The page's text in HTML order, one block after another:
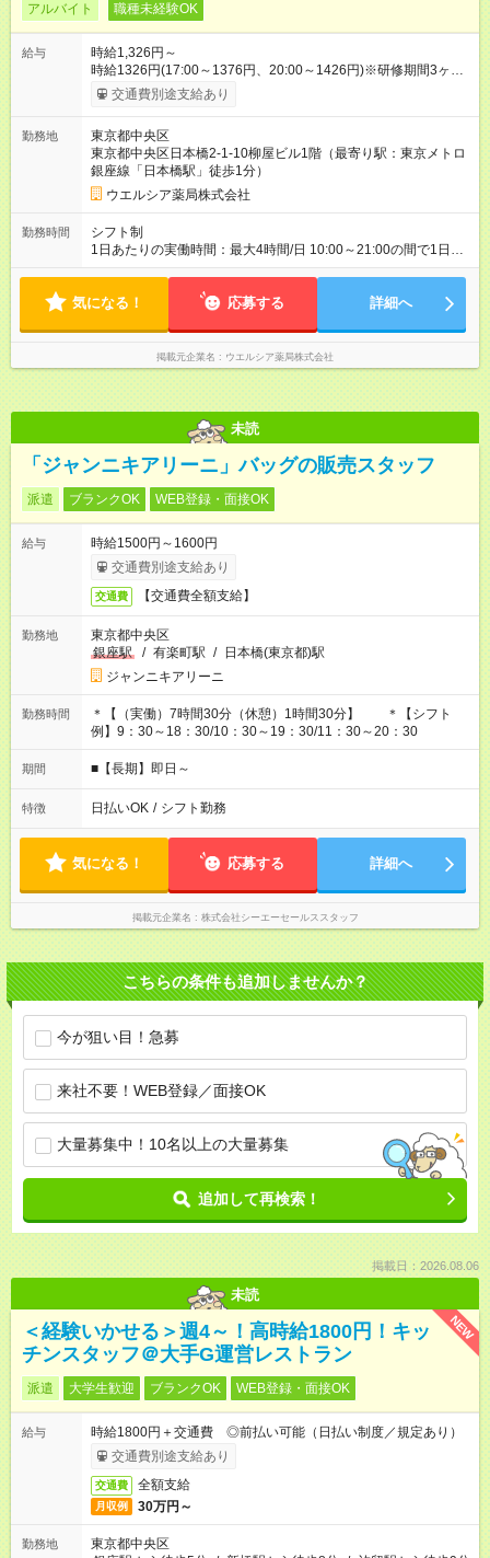
アルバイト 職種未経験OK
給与
時給1,326円～
時給1326円(17:00～1376円、20:00～1426円)※研修期間3ヶ月
以降、社内試験による更新判定あり 社内試験合格後、時給＋50
～100円の昇給あり （大学生は＋20円） 試用期間あり：入社日
期間あり 試用期間の長さ：3ヶ月 雇用形態、給与は本採用時と
同じです。
交通費別途支給あり
勤務地
東京都中央区
東京都中央区日本橋2-1-10柳屋ビル1階（最寄り駅：東京メトロ
銀座線「日本橋駅」徒歩1分）
ウエルシア薬局株式会社
勤務時間
シフト制
1日あたりの実働時間：最大4時間/日 10:00～21:00の間で1日4
時間の勤務 ☆週2～5日の勤務 ※勤務曜日応相談 ☆未経験・無資
気になる！ 応募する 詳細へ
掲載元企業名 ウエルシア薬局株式会社
未読
「ジャンニキアリーニ」バッグの販売スタッフ
派遣 ブランクOK WEB登録・面接OK
給与
時給1500円～1600円
交通費別途支給あり
交通費 【交通費全額支給】
勤務地
東京都中央区
銀座駅
/ 有楽町駅 / 日本橋(東京都)駅
ジャンニキアリーニ
勤務時間
＊【（実働）7時間30分（休憩）1時間30分】 ＊【シフト
例】9：30～18：30/10：30～19：30/11：30～20：30
期間 ■【長期】即日～
特徴 日払いOK / シフト勤務
気になる！ 応募する 詳細へ
掲載元企業名 株式会社シーエーセールススタッフ
こちらの条件も追加しませんか？
今が狙い目！急募
来社不要！WEB登録／面接OK
大量募集中！10名以上の大量募集
追加して再検索！
掲載日：2026.08.06
未読
NEW
＜経験いかせる＞週4～！高時給1800円！キッ
チンスタッフ＠大手G運営レストラン
派遣 大学生歓迎 ブランクOK WEB登録・面接OK
給与
時給1800円＋交通費 ◎前払い可能（日払い制度／規定あり）
交通費別途支給あり
交通費 全額支給
月収例 30万円～
勤務地
東京都中央区